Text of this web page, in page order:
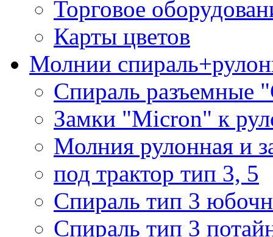
Торговое
Карты цветов
Молнии
Спираль разъемные
Замки "Micron" к
Молния рулонная и
под трактор тип 3, 5
Спираль тип 3
Спираль тип 3